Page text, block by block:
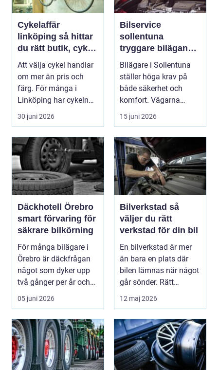
Cykelaffär
linköping så hittar
du rätt butik, cykel
och service
Att välja cykel handlar
om mer än pris och
färg. För många i
Linköping har cykeln
blivit en viktig d...
30 juni 2026
Bilservice
sollentuna
tryggare bilägande
året runt
Bilägare i Sollentuna
ställer höga krav på
både säkerhet och
komfort. Vägarna
växlar mellan
15 juni 2026
Däckhotell Örebro
smart förvaring för
säkrare bilkörning
För många bilägare i
Örebro är däckfrågan
något som dyker upp
två gånger per år och
mest känns som e...
05 juni 2026
Bilverkstad så
väljer du rätt
verkstad för din bil
En bilverkstad är mer
än bara en plats där
bilen lämnas när något
går sönder. Rätt
verkstad blir en ...
12 maj 2026